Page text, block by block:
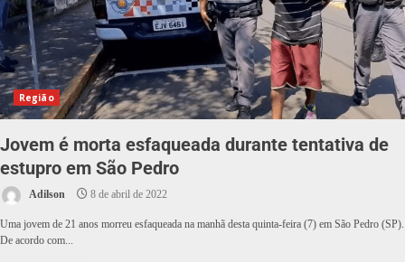
Região
Jovem é morta esfaqueada durante tentativa de
estupro em São Pedro
Adilson 8 de abril de 2022
Uma jovem de 21 anos morreu esfaqueada na manhã desta quinta-feira (7) em São Pedro (SP).
De acordo com...